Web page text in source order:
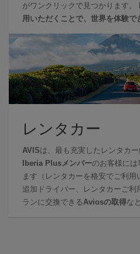
がワンクリックで見つかります。
用いただくことで、世界を体験で
レンタカー
AVISは、最も充実したレンタカ
Iberia Plusメンバーのお客様には
ます（レンタカーを格安でご利
追加ドライバー、レンタカーご
ランに交換できる Aviosの取得な